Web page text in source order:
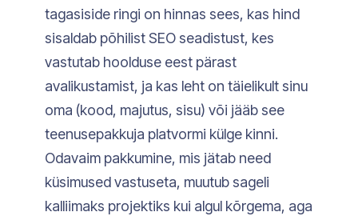
tagasiside ringi on hinnas sees, kas hind
sisaldab põhilist SEO seadistust, kes
vastutab hoolduse eest pärast
avalikustamist, ja kas leht on täielikult sinu
oma (kood, majutus, sisu) või jääb see
teenusepakkuja platvormi külge kinni.
Odavaim pakkumine, mis jätab need
küsimused vastuseta, muutub sageli
kalliimaks projektiks kui algul kõrgema, aga